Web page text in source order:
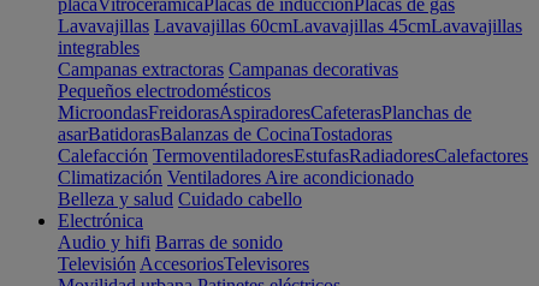
placaVitrocerámicaPlacas de inducciónPlacas de gas
Lavavajillas Lavavajillas 60cmLavavajillas 45cmLavavajillas
integrables
Campanas extractoras Campanas decorativas
Pequeños electrodomésticos
MicroondasFreidorasAspiradoresCafeterasPlanchas de
asarBatidorasBalanzas de CocinaTostadoras
Calefacción TermoventiladoresEstufasRadiadoresCalefactores
Climatización Ventiladores Aire acondicionado
Belleza y salud Cuidado cabello
Electrónica
Audio y hifi Barras de sonido
Televisión AccesoriosTelevisores